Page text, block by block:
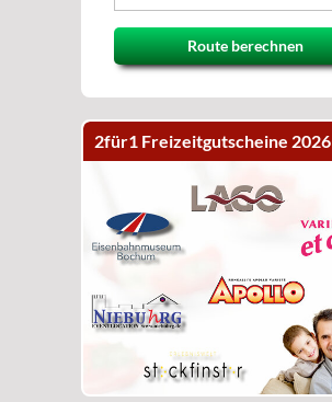
Route berechnen
2für1 Freizeitgutscheine 2026